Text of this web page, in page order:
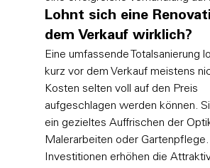
Lohnt sich eine
dem Verkauf wirklich?
Eine umfassende Totalsanierung
kurz vor dem Verkauf meistens
Kosten selten voll auf den Preis
aufgeschlagen werden können.
ein gezieltes Auffrischen der
Malerarbeiten oder
Investitionen erhöhen die